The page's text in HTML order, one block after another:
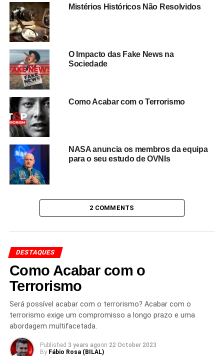
Mistérios Históricos Não Resolvidos
O Impacto das Fake News na
Sociedade
Como Acabar com o Terrorismo
NASA anuncia os membros da equipa
para o seu estudo de OVNIs
2 COMMENTS
DESTAQUES
Como Acabar com o
Terrorismo
Será possível acabar com o terrorismo? Acabar com o
terrorismo exige um compromisso a longo prazo e uma
abordagem multifacetada.
Published 3 years agoon 22 October 2023
By Fábio Rosa (BILAL)